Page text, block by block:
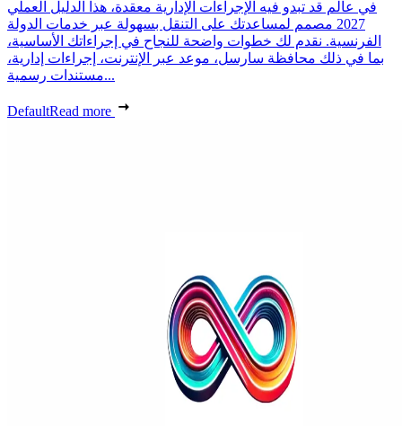
في عالم قد تبدو فيه الإجراءات الإدارية معقدة، هذا الدليل العملي
2027 مصمم لمساعدتك على التنقل بسهولة عبر خدمات الدولة
الفرنسية. نقدم لك خطوات واضحة للنجاح في إجراءاتك الأساسية،
بما في ذلك محافظة سارسل، موعد عبر الإنترنت، إجراءات إدارية،
مستندات رسمية...
DefaultRead more